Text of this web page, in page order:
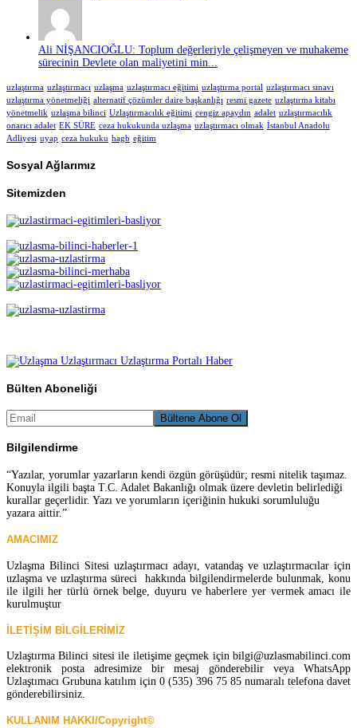
Ali NİŞANCIOĞLU: Toplum değerleriyle çelişmeyen ve muhakeme
sürecinin Devlete olan maliyetini min...
uzlaştırma uzlaştırmacı uzlaşma uzlaştırmacı eğitimi uzlaştırma portal uzlaştırmacı sınavı
uzlaştırma yönetmeliği alternatif çözümler daire başkanlığı resmi gazete uzlaştırma kitabı
yönetmelik uzlaşma bilinci Uzlaştırmacılık eğitimi cengiz apaydın adalet uzlaştırmacılık
onarıcı adalet EK SÜRE ceza hukukunda uzlaşma uzlaştırmacı olmak İstanbul Anadolu
Adliyesi uyap ceza hukuku hagb eğitim
Sosyal Ağlarımız
Sitemizden
Bülten Aboneliği
Bilgilendirme
“Yazılar, yorumlar yazarların kendi özgün görüşüdür; resmi nitelik taşımaz.
Konuyla ilgili başta T.C. Adalet Bakanlığı olmak üzere devletin belirlediği
kurallar geçerlidir. Yazı ve yorumların içeriğinin hukuki sorumluluğu
yazara aittir.”
AMACIMIZ
Uzlaşma Bilinci Sitesi uzlaştırmacı adayı, vatandaş ve uzlaştırmacılar için
uzlaşma ve uzlaştırma süreci hakkında bilgilendirmelerde bulunmak, konu
ile ilgili her türlü örnek belge, duyuru ve haberlere yer vermek amacı ile
kurulmuştur
İLETİŞİM BİLGİLERİMİZ
Uzlaştırma Bilinci sitesi ile iletişime geçmek için bilgi@uzlasmabilinci.com
elektronik posta adresimize bir mesaj gönderebilir veya WhatsApp
Uzlaştımacı Grubuna katılım için 0 (535) 396 75 85 numaralı telefona davet
gönderebilirsiniz.
KULLANIM HAKKI/Copyright©